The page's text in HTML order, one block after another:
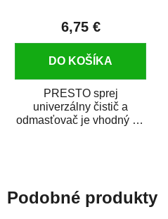
6,75 €
DO KOŠÍKA
PRESTO sprej
univerzálny čistič a
odmasťovač je vhodný na
Podobné produkty